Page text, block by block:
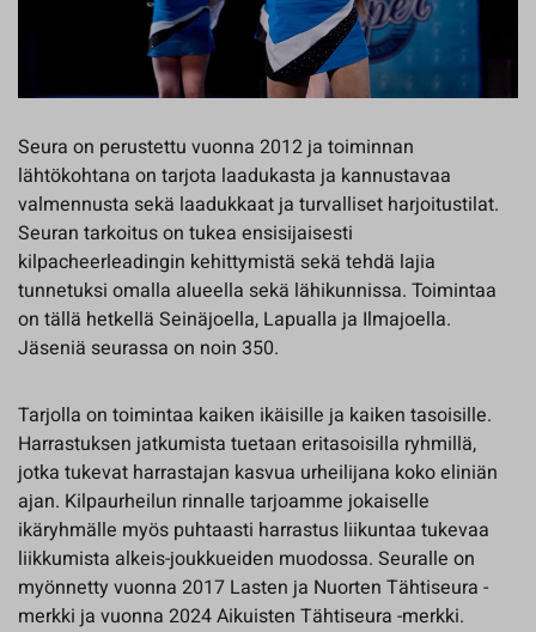
Seura on perustettu vuonna 2012 ja toiminnan
lähtökohtana on tarjota laadukasta ja kannustavaa
valmennusta sekä laadukkaat ja turvalliset harjoitustilat.
Seuran tarkoitus on tukea ensisijaisesti
kilpacheerleadingin kehittymistä sekä tehdä lajia
tunnetuksi omalla alueella sekä lähikunnissa. Toimintaa
on tällä hetkellä Seinäjoella, Lapualla ja Ilmajoella.
Jäseniä seurassa on noin 350.
Tarjolla on toimintaa kaiken ikäisille ja kaiken tasoisille.
Harrastuksen jatkumista tuetaan eritasoisilla ryhmillä,
jotka tukevat harrastajan kasvua urheilijana koko eliniän
ajan. Kilpaurheilun rinnalle tarjoamme jokaiselle
ikäryhmälle myös puhtaasti harrastus liikuntaa tukevaa
liikkumista alkeis-joukkueiden muodossa. Seuralle on
myönnetty vuonna 2017 Lasten ja Nuorten Tähtiseura -
merkki ja vuonna 2024 Aikuisten Tähtiseura -merkki.